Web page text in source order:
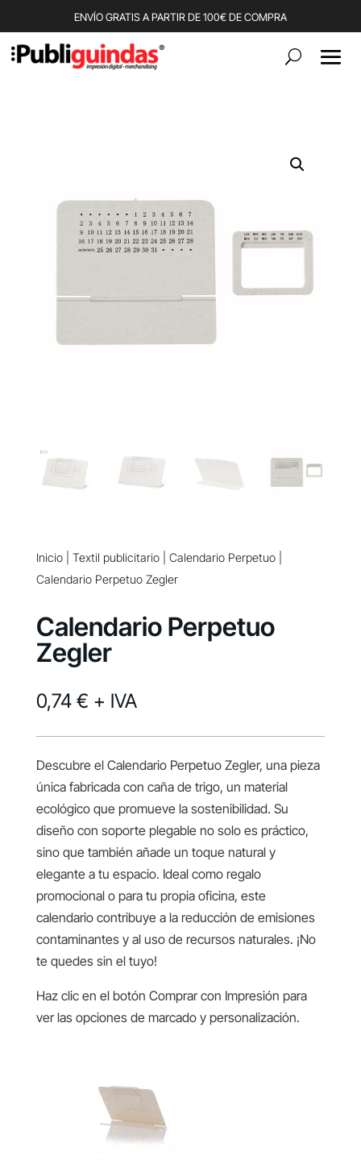
ENVÍO GRATIS A PARTIR DE 100€ DE COMPRA
Inicio| Textil publicitario| Calendario Perpetuo|
Calendario Perpetuo Zegler
Calendario Perpetuo
Zegler
0,74 € + IVA
Descubre el Calendario Perpetuo Zegler, una pieza
única fabricada con caña de trigo, un material
ecológico que promueve la sostenibilidad. Su
diseño con soporte plegable no solo es práctico,
sino que también añade un toque natural y
elegante a tu espacio. Ideal como regalo
promocional o para tu propia oficina, este
calendario contribuye a la reducción de emisiones
contaminantes y al uso de recursos naturales. ¡No
te quedes sin el tuyo!
Haz clic en el botón Comprar con Impresión para
ver las opciones de marcado y personalización.